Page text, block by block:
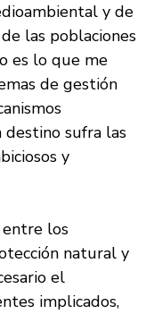
y de
las poblaciones
es lo que me
de gestión
sufra las
y
entre los
natural y
el
implicados,